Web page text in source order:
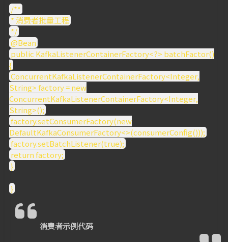
/**
* 消费者批量工程
*/
@Bean
public KafkaListenerContainerFactory<?> batchFactor()
{
ConcurrentKafkaListenerContainerFactory<Integer,
String> factory = new
ConcurrentKafkaListenerContainerFactory<Integer,
String>();
factory.setConsumerFactory(new
DefaultKafkaConsumerFactory<>(consumerConfig()));
factory.setBatchListener(true);
return factory;
}
}
消费者示例代码